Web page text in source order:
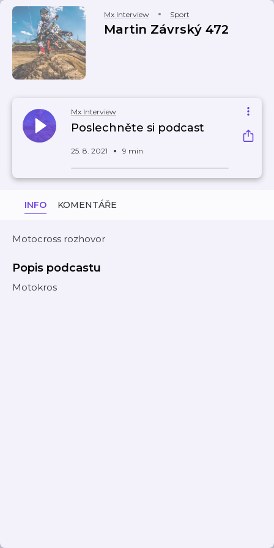
Mx Interview Sport
Martin Závrský 472
Mx Interview
Poslechněte si podcast
25. 8. 2021 9 min
INFO KOMENTÁŘE
Motocross rozhovor
Popis podcastu
Motokros